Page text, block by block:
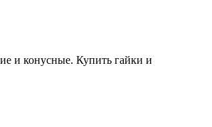
и конусные. Купить гайки и